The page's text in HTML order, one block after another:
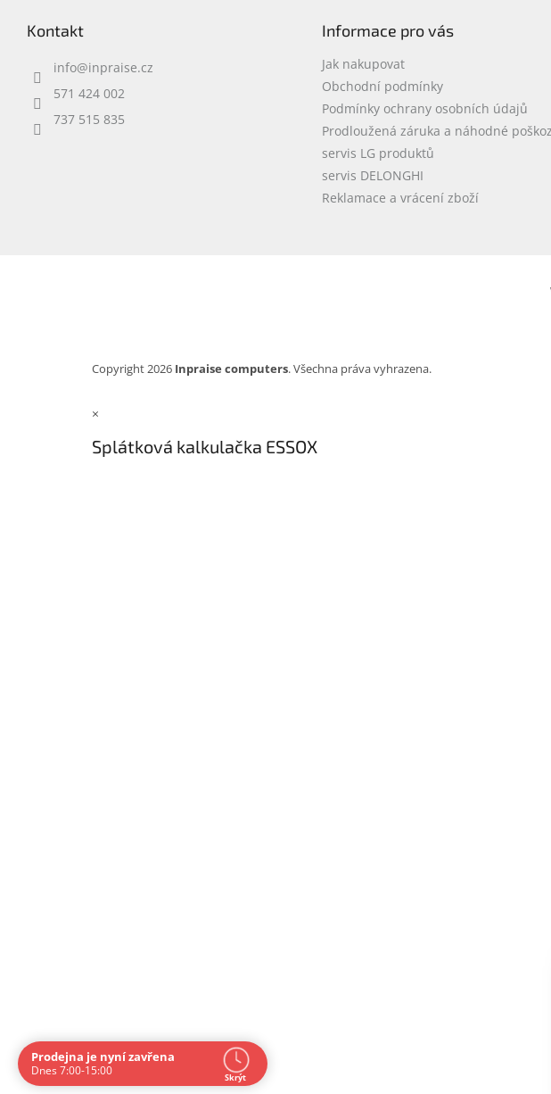
Kontakt
info@inpraise.cz
571 424 002
737 515 835
Informace pro vás
Jak nakupovat
Obchodní podmínky
Podmínky ochrany osobních údajů
Prodloužená záruka a náhodné
servis LG produktů
servis DELONGHI
Reklamace a vrácení zboží
Copyright 2026 Inpraise computers. Všechna práva vyhrazena.
×
Splátková kalkulačka ESSOX
Prodejna je nyní zavřena
Dnes 7:00-15:00
Skrýt
Navštivte nás osobně
Čas